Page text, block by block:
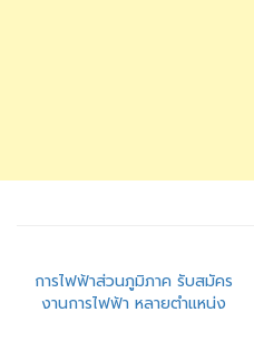
แนะแนว
เรื่อง
การไฟฟ้าส่วนภูมิภาค รับสมัคร
งานการไฟฟ้า หลายตำแหน่ง